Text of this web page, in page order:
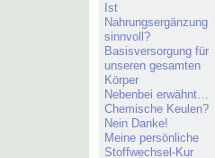
Ist
Nahrungsergänzung
sinnvoll?
Basisversorgung für
unseren gesamten
Körper
Nebenbei erwähnt…
Chemische Keulen?
Nein Danke!
Meine persönliche
Stoffwechsel-Kur